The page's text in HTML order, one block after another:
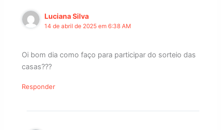
Luciana Silva
14 de abril de 2025 em 6:38 AM
Oi bom dia como faço para participar do sorteio das
casas???
Responder